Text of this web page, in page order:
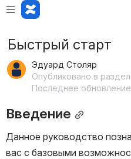
Быстрый старт
Эдуард Столяр
Опубликовано в
Последнее
Введение
Данное руководство
вас с базовыми